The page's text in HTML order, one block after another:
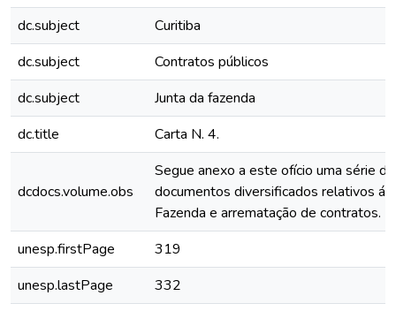
dc.subject
Curitiba
dc.subject
Contratos públicos
dc.subject
Junta da fazenda
dc.title
Carta N. 4.
dcdocs.volume.obs
Segue anexo a este ofício uma série de
documentos diversificados relativos á
Fazenda e arrematação de contratos.
unesp.firstPage
319
unesp.lastPage
332